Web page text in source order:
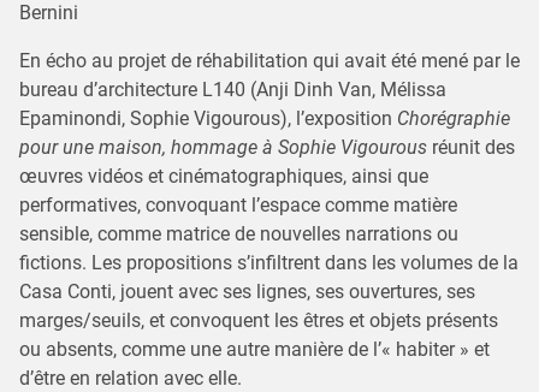
Bernini
En écho au projet de réhabilitation qui avait été mené par le
bureau d’architecture L140 (Anji Dinh Van, Mélissa
Epaminondi, Sophie Vigourous), l’exposition Chorégraphie
pour une maison, hommage à Sophie Vigourous réunit des
œuvres vidéos et cinématographiques, ainsi que
performatives, convoquant l’espace comme matière
sensible, comme matrice de nouvelles narrations ou
fictions. Les propositions s’infiltrent dans les volumes de la
Casa Conti, jouent avec ses lignes, ses ouvertures, ses
marges/seuils, et convoquent les êtres et objets présents
ou absents, comme une autre manière de l’« habiter » et
d’être en relation avec elle.